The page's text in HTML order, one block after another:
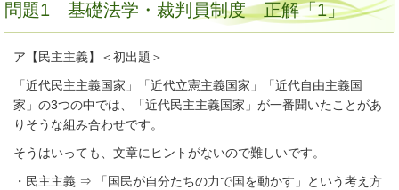
問題1 基礎法学・裁判員制度 正解「1」
ア【民主主義】＜初出題＞
「近代民主主義国家」「近代立憲主義国家」「近代自由主義国
家」の3つの中では、「近代民主主義国家」が一番聞いたことがあ
りそうな組み合わせです。
そうはいっても、文章にヒントがないので難しいです。
・民主主義 ⇒ 「国民が自分たちの力で国を動かす」という考え方